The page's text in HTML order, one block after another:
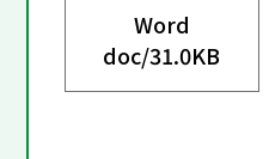
Word
doc/31.0KB